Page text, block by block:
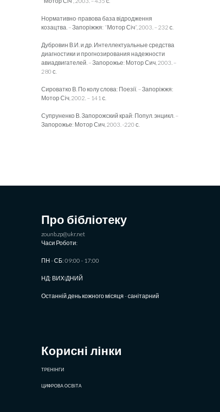
Нормативно-правова база відродження
козацтва. – Запоріжжя: “Мотор Січ”, 2003. – 232 с.
Дубровин В.И. и др. Интеллектуальные средства
диагностики и прогнозирования надежности
авиадвигателей. – Запорожье: Мотор Сич, 2003. –
280 с.
Сироватко В. По колу слова: Поезії. – Запоріжжя:
Мотор Січ, 2002. – 141 с.
Супруненко В. Запорожский край: Попул. энцикл. –
Запорожье: Мотор Сич, 2003. -220 с.
Про бібліотеку
zounb.zp@ukr.net
Часи Роботи:
ПН - СБ: 09:00 - 17:00
НД: ВИХIДНИЙ
Останній день кожного місяця - санітарний
Корисні лінки
ТРЕНІНГИ
ЦИФРОВА ОСВІТА